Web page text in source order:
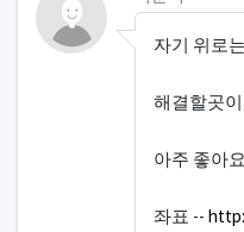
자기 위로
해결할곳
아주 좋아
좌표 --